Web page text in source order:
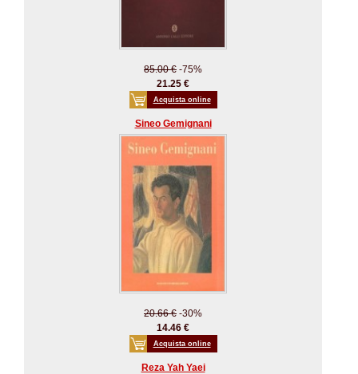
85.00 € -75%
21.25 €
Acquista online
Sineo Gemignani
20.66 € -30%
14.46 €
Acquista online
Reza Yah Yaei